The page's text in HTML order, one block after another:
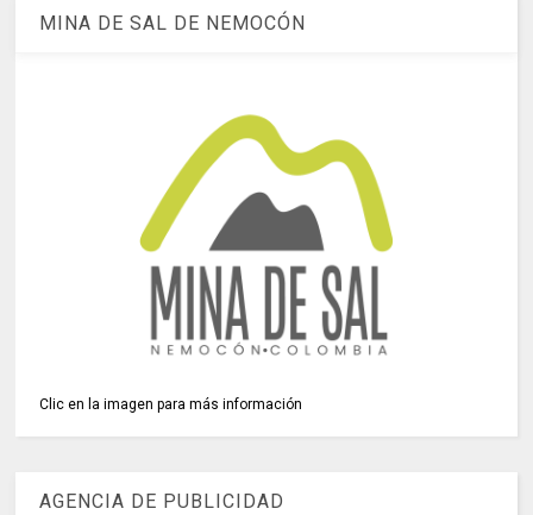
MINA DE SAL DE NEMOCÓN
Clic en la imagen para más información
AGENCIA DE PUBLICIDAD